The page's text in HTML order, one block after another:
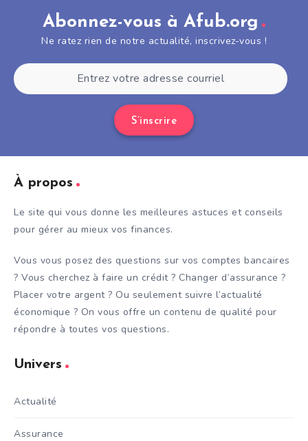
Abonnez-vous à Afub.org
Ne ratez rien de notre actualité, inscrivez-vous !
S’inscrire
À propos
Le site qui vous donne les meilleures astuces et conseils
pour gérer au mieux vos finances.
Vous vous posez des questions sur vos comptes bancaires
? Vous cherchez à faire un crédit ? Changer d’assurance ?
Placer votre argent ? Ou seulement suivre l’actualité
économique ? On vous offre un contenu de qualité pour
répondre à toutes vos questions.
Univers
Actualité
Assurance